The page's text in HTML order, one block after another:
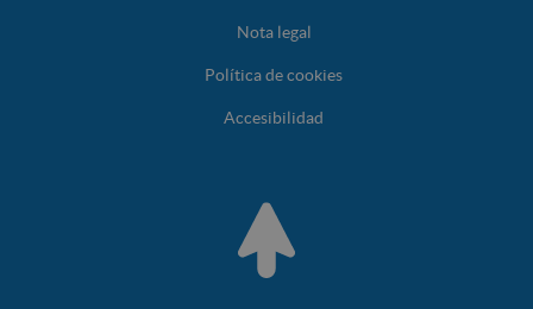
Nota legal
Política de cookies
Accesibilidad